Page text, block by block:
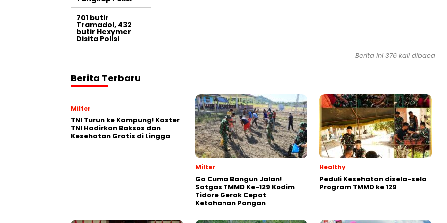
701 butir
Tramadol, 432
butir Hexymer
Disita Polisi
Berita ini 376 kali dibaca
Berita Terbaru
Milter
TNI Turun ke Kampung! Kaster
TNI Hadirkan Baksos dan
Kesehatan Gratis di Lingga
Milter
Ga Cuma Bangun Jalan!
Satgas TMMD Ke-129 Kodim
Tidore Gerak Cepat
Ketahanan Pangan
Healthy
Peduli Kesehatan disela-sela
Program TMMD ke 129